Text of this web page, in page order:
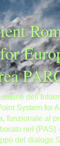
System for
funzionale al
nel (PAS)
del dialogo